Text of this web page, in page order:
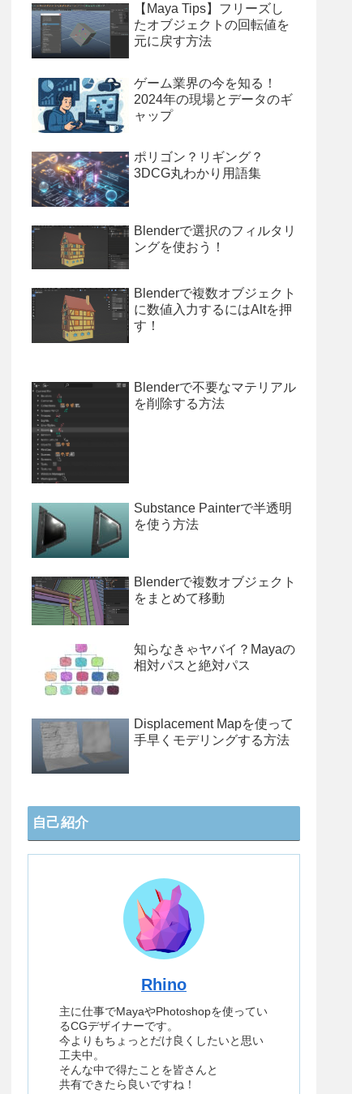
【Maya Tips】フリーズし
たオブジェクトの回転値を
元に戻す方法
ゲーム業界の今を知る！
2024年の現場とデータのギ
ャップ
ポリゴン？リギング？
3DCG丸わかり用語集
Blenderで選択のフィルタリ
ングを使おう！
Blenderで複数オブジェクト
に数値入力するにはAltを押
す！
Blenderで不要なマテリアル
を削除する方法
Substance Painterで半透明
を使う方法
Blenderで複数オブジェクト
をまとめて移動
知らなきゃヤバイ？Mayaの
相対パスと絶対パス
Displacement Mapを使って
手早くモデリングする方法
自己紹介
Rhino
主に仕事でMayaやPhotoshopを使ってい
るCGデザイナーです。
今よりもちょっとだけ良くしたいと思い
工夫中。
そんな中で得たことを皆さんと
共有できたら良いですね！